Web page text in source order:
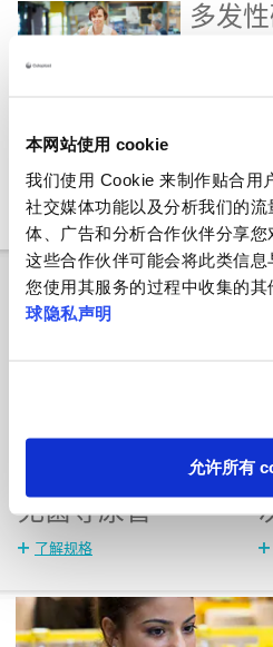
本网站使用 cookie
我们使用 Cookie 来制作贴合用
社交媒体功能以及分析我们的
体、广告和分析合作伙伴分享您
这些合作伙伴可能会将此类信
您使用其服务的过程中收集的其
球隐私声明
允许所有
多发
脊柱裂 - 膀
产品信息
一次性使用
无菌导尿管
了解规格